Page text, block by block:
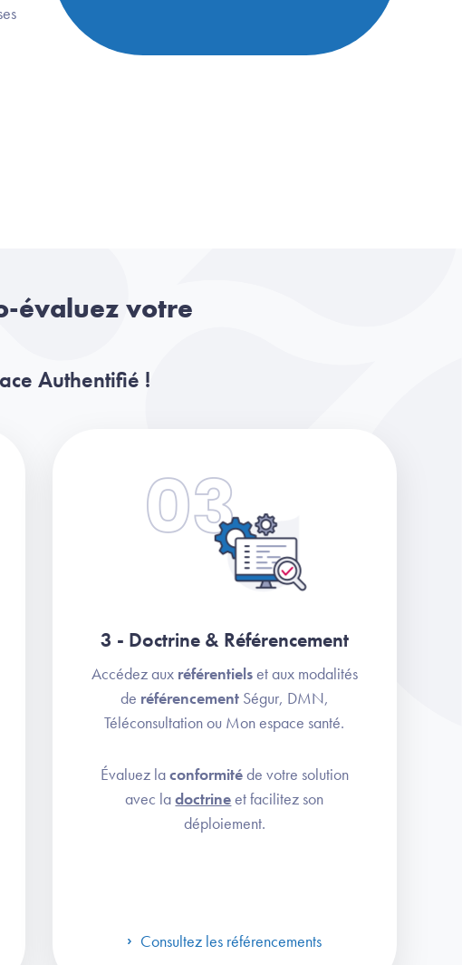
évaluez votre
Authentifié !
3 - Doctrine & Référencement
Accédez aux référentielset aux modalités
de référencement Ségur, DMN,
Téléconsultation ou Mon espace santé.
Évaluez laconformitéde votre solution
avec ladoctrineet facilitez son
déploiement.
Consultez les référencements